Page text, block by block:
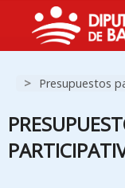
> Presupuestos